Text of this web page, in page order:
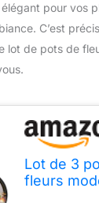
pour vos
C’est
lot de pots de
Lot de 3
fleurs